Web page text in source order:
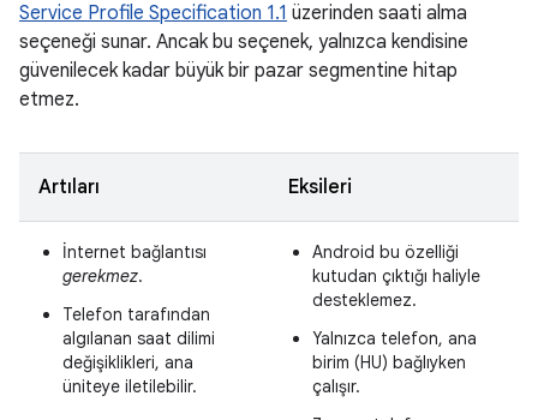
Service Profile Specification 1.1 üzerinden saati alma
seçeneği sunar. Ancak bu seçenek, yalnızca kendisine
güvenilecek kadar büyük bir pazar segmentine hitap
etmez.
Artıları Eksileri
İnternet bağlantısı
gerekmez.
Telefon tarafından
algılanan saat dilimi
değişiklikleri, ana
üniteye iletilebilir.
Android bu özelliği
kutudan çıktığı haliyle
desteklemez.
Yalnızca telefon, ana
birim (HU) bağlıyken
çalışır.